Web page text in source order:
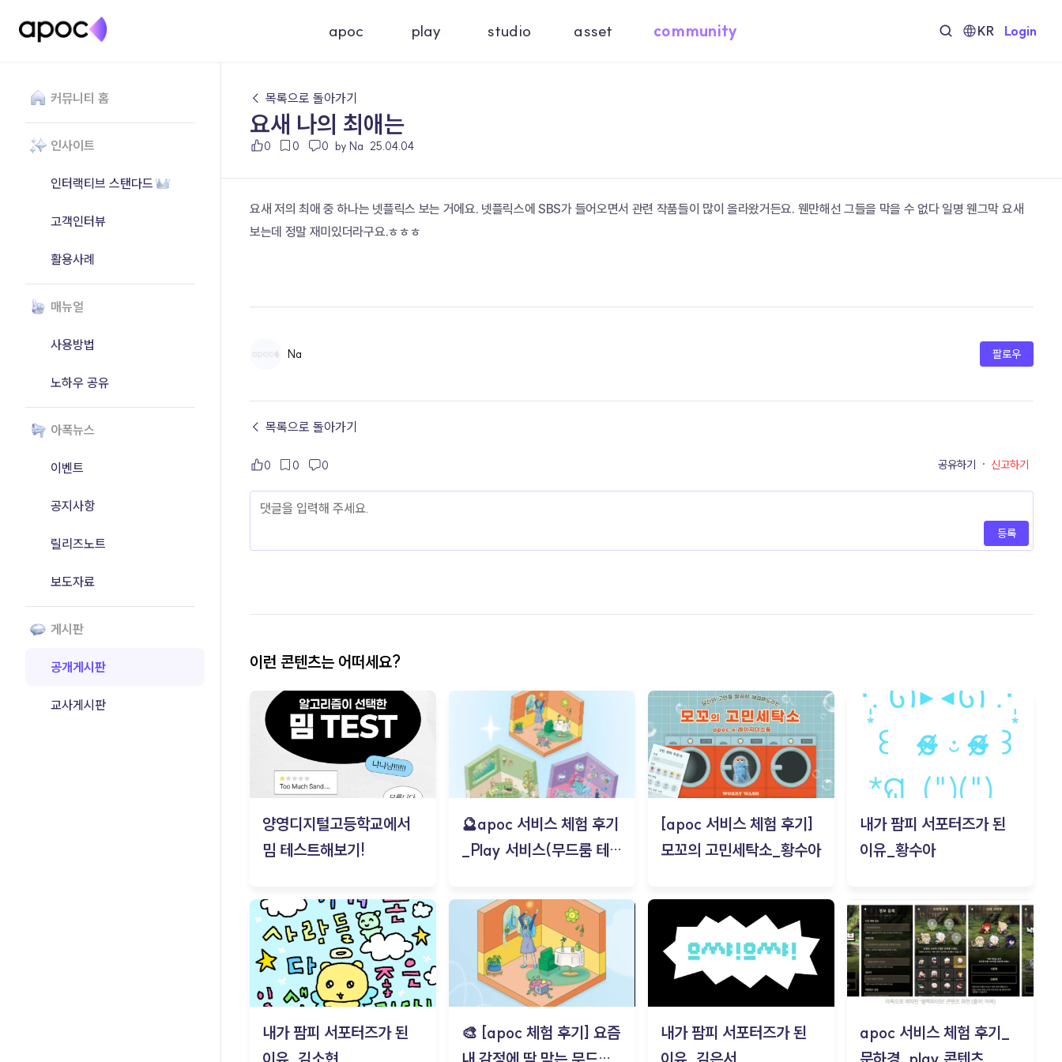
apoc play studio asset community KR Login
커뮤니티 홈
인사이트
인터랙티브 스탠다드
고객인터뷰
활용사례
매뉴얼
사용방법
노하우 공유
아폭뉴스
이벤트
공지사항
릴리즈노트
보도자료
게시판
공개게시판
교사게시판
← 목록으로 돌아가기
요새 나의 최애는
0 0 0 by Na 25.04.04
요새 저의 최애 중 하나는 넷플릭스 보는 거에요. 넷플릭스에 SBS가 들어오면서 관련 작품들이 많이 올라왔거든요. 웬만해선 그들을 막을 수 없다 일명 웬그막 요새
보는데 정말 재미있더라구요.ㅎㅎㅎ
Na 팔로우
← 목록으로 돌아가기
0 0 0 공유하기 · 신고하기
등록
이런 콘텐츠는 어떠세요?
양영디지털고등학교에서
밈 테스트해보기!
🔮apoc 서비스 체험 후기
_Play 서비스(무드룸 테스
[apoc 서비스 체험 후기]
모꼬의 고민세탁소_황수아
내가 팜피 서포터즈가 된
이유_황수아
내가 팜피 서포터즈가 된
🎨 [apoc 체험 후기] 요즘
내가 팜피 서포터즈가 된
apoc 서비스 체험 후기_